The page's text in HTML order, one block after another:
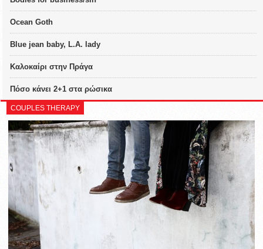
Ocean Goth
Blue jean baby, L.A. lady
Καλοκαίρι στην Πράγα
Πόσο κάνει 2+1 στα ρώσικα
COUPLES THERAPY